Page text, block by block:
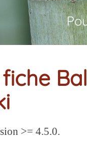
>= 4.5.0.